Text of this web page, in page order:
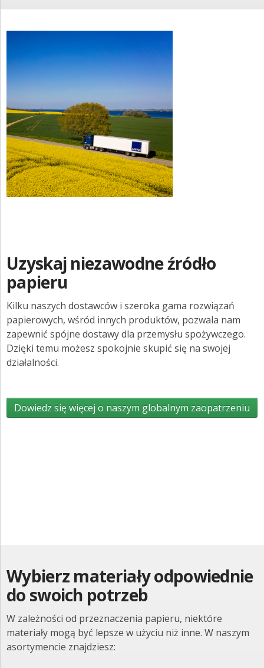
Uzyskaj niezawodne źródło
papieru
Kilku naszych dostawców i szeroka gama rozwiązań
papierowych, wśród innych produktów, pozwala nam
zapewnić spójne dostawy dla przemysłu spożywczego.
Dzięki temu możesz spokojnie skupić się na swojej
działalności.
Dowiedz się więcej o naszym globalnym zaopatrzeniu
Wybierz materiały odpowiednie
do swoich potrzeb
W zależności od przeznaczenia papieru, niektóre
materiały mogą być lepsze w użyciu niż inne. W naszym
asortymencie znajdziesz: